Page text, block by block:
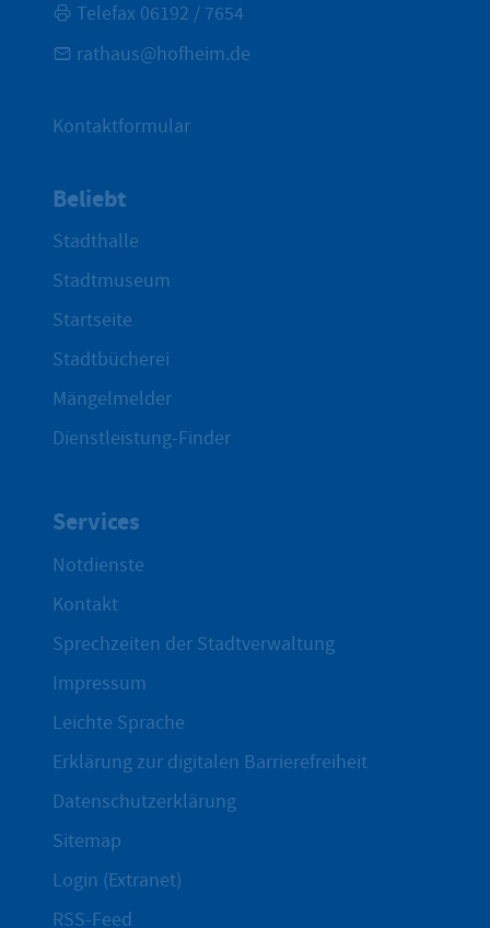
Telefax 06192 / 7654
rathaus@hofheim.de
Kontaktformular
Beliebt
Stadthalle
Stadtmuseum
Startseite
Stadtbücherei
Mängelmelder
Dienstleistung-Finder
Services
Notdienste
Kontakt
Sprechzeiten der Stadtverwaltung
Impressum
Leichte Sprache
Erklärung zur digitalen Barrierefreiheit
Datenschutzerklärung
Sitemap
Login (Extranet)
RSS-Feed